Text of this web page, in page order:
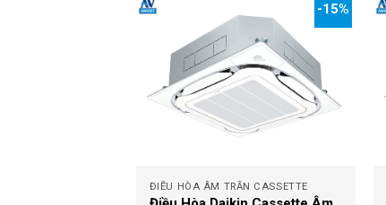
-15%
ĐIỀU HÒA ÂM TRẦN CASSETTE